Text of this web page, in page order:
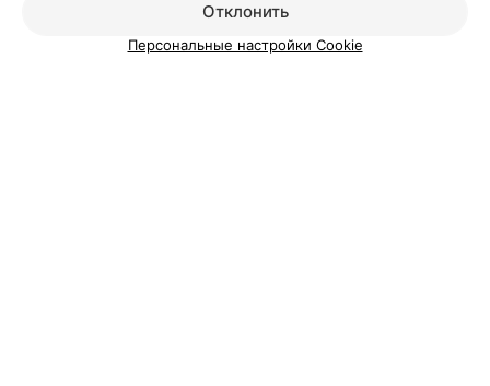
Отклонить
Персональные настройки Cookie